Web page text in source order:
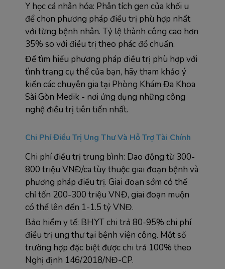
Y học cá nhân hóa: Phân tích gen của khối u
để chọn phương pháp điều trị phù hợp nhất
với từng bệnh nhân. Tỷ lệ thành công cao hơn
35% so với điều trị theo phác đồ chuẩn.
Để tìm hiểu phương pháp điều trị phù hợp với
tình trạng cụ thể của bạn, hãy tham khảo ý
kiến các chuyên gia tại Phòng Khám Đa Khoa
Sài Gòn Medik - nơi ứng dụng những công
nghệ điều trị tiên tiến nhất.
Chi Phí Điều Trị Ung Thư Và Hỗ Trợ Tài Chính
Chi phí điều trị trung bình: Dao động từ 300-
800 triệu VNĐ/ca tùy thuộc giai đoạn bệnh và
phương pháp điều trị. Giai đoạn sớm có thể
chỉ tốn 200-300 triệu VNĐ, giai đoạn muộn
có thể lên đến 1-1.5 tỷ VNĐ.
Bảo hiểm y tế: BHYT chi trả 80-95% chi phí
điều trị ung thư tại bệnh viện công. Một số
trường hợp đặc biệt được chi trả 100% theo
Nghị định 146/2018/NĐ-CP.